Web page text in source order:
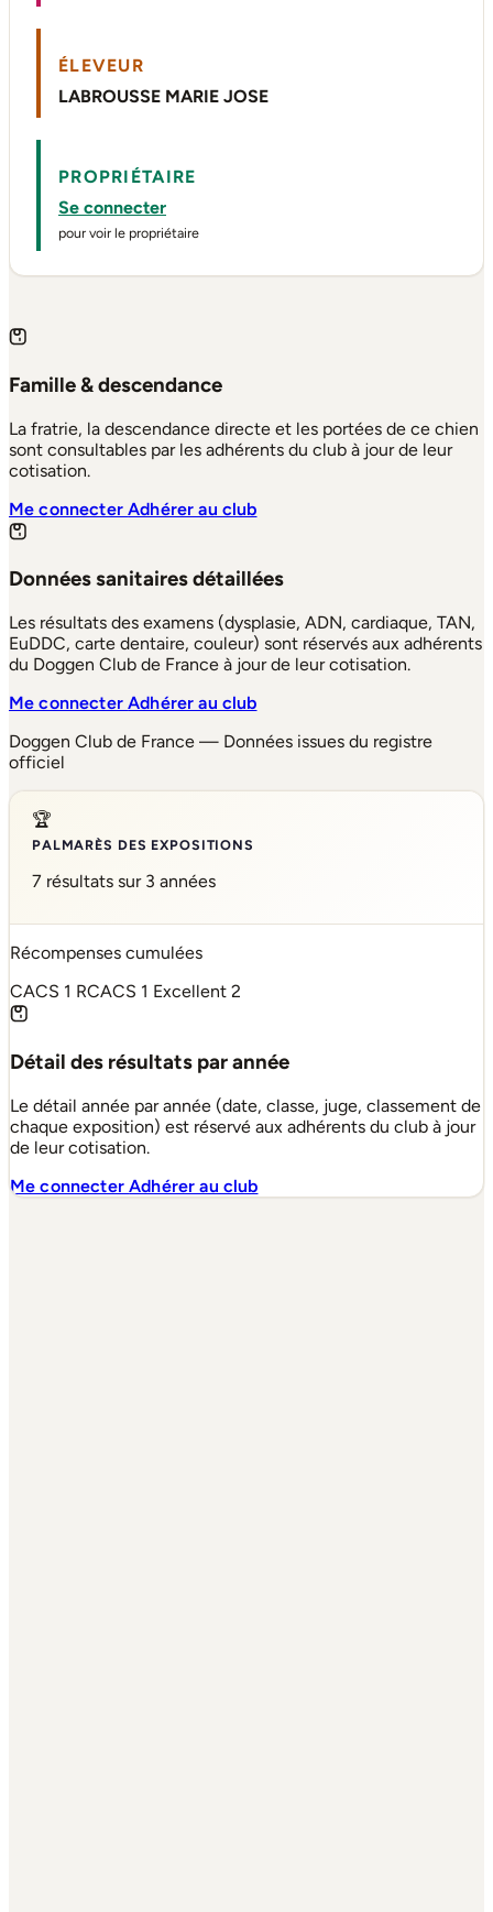
ÉLEVEUR
LABROUSSE MARIE JOSE
PROPRIÉTAIRE
Se connecter
pour voir le propriétaire
Famille & descendance
La fratrie, la descendance directe et les portées de ce chien
sont consultables par les adhérents du club à jour de leur
cotisation.
Me connecterAdhérer au club
Données sanitaires détaillées
Les résultats des examens (dysplasie, ADN, cardiaque, TAN,
EuDDC, carte dentaire, couleur) sont réservés aux adhérents
du Doggen Club de France à jour de leur cotisation.
Me connecterAdhérer au club
Doggen Club de France — Données issues du registre
officiel
🏆
PALMARÈS DES EXPOSITIONS
7 résultats sur 3 années
Récompenses cumulées
CACS 1 RCACS 1 Excellent 2
Détail des résultats par année
Le détail année par année (date, classe, juge, classement de
chaque exposition) est réservé aux adhérents du club à jour
de leur cotisation.
Me connecterAdhérer au club